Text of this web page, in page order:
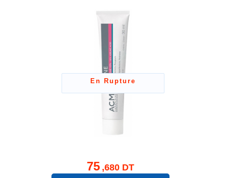
En Rupture
75 ,680 DT